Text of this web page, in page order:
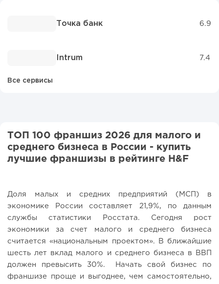
Точка банк 6.9
Intrum 7.4
Все сервисы
ТОП 100 франшиз 2026 для малого и
среднего бизнеса в России - купить
лучшие франшизы в рейтинге H&F
Доля малых и средних предприятий (МСП) в
экономике России составляет 21,9%, по данным
службы статистики Росстата. Сегодня рост
экономики за счет малого и среднего бизнеса
считается «национальным проектом». В ближайшие
шесть лет вклад малого и среднего бизнеса в ВВП
должен превысить 30%. Начать свой бизнес по
франшизе проще и выгоднее, чем самостоятельно,